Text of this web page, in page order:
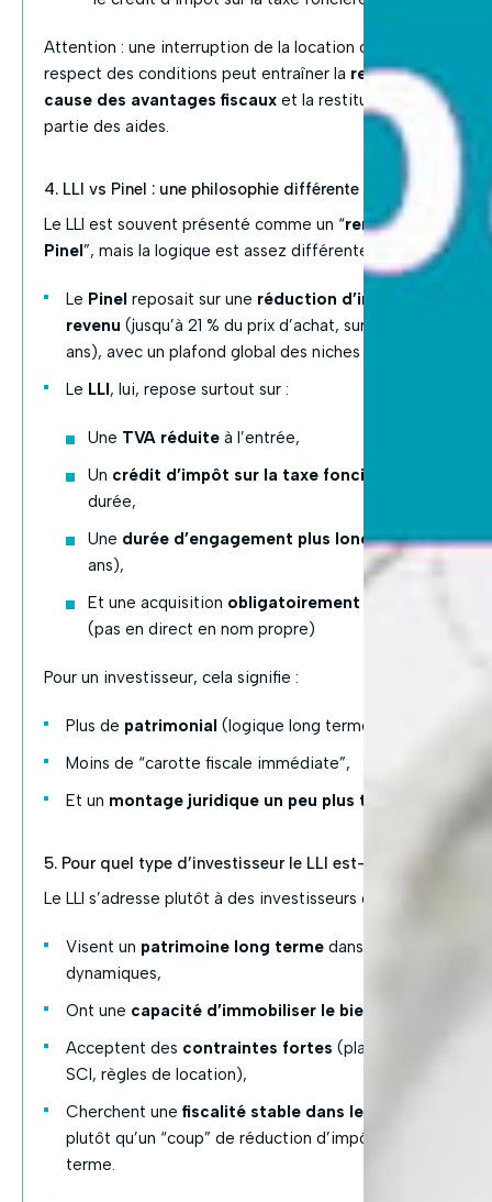
Attention : une interruption de la location ou un non-
respect des conditions peut entraîner la remise en
cause des avantages fiscaux et la restitution d’une
partie des aides.
4. LLI vs Pinel : une philosophie différente
Le LLI est souvent présenté comme un “remplaçant du
Pinel”, mais la logique est assez différente :
Le Pinel reposait sur une réduction d’impôt sur le
revenu (jusqu’à 21 % du prix d’achat, sur 6, 9 ou 12
ans), avec un plafond global des niches
Le LLI, lui, repose surtout sur :
Une TVA réduite à l’entrée,
Un crédit d’impôt sur la taxe foncière
durée,
Une durée d’engagement plus longue(15–20
ans),
Et une acquisition obligatoirement via une SCI
(pas en direct en nom propre)
Pour un investisseur, cela signifie :
Plus de patrimonial (logique long terme),
Moins de “carotte fiscale immédiate”,
Et un montage juridique un peu plus technique
5. Pour quel type d’investisseur le LLI est-il pertinent ?
Le LLI s’adresse plutôt à des investisseurs qui :
Visent un patrimoine long terme dans des villes
dynamiques,
Ont une capacité d’immobiliser le bien 15 à 20 ans
Acceptent des contraintes fortes (plafonds, durée,
SCI, règles de location),
Cherchent une fiscalité stable dans le temps
plutôt qu’un “coup” de réduction d’impôt à court
terme.